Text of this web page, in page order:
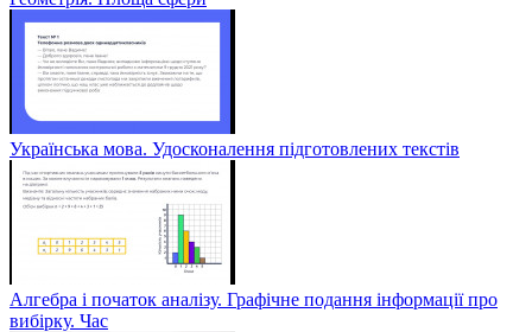
Українська мова. Удосконалення підготовлених текстів
Алгебра і початок аналізу. Графічне подання інформації про
вибірку. Час